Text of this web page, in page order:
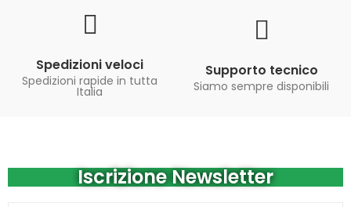
Spedizioni veloci
Spedizioni rapide in tutta
Italia
Supporto tecnico
Siamo sempre disponibili
Iscrizione Newsletter